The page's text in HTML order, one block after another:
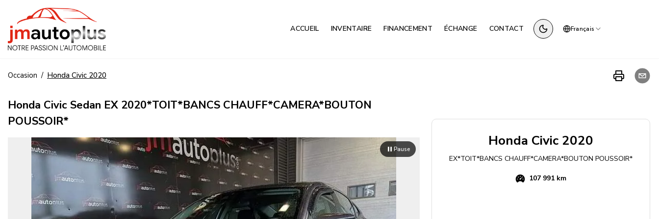
ACCUEIL INVENTAIRE FINANCEMENT ÉCHANGE CONTACT Français
Occasion / Honda Civic 2020
Honda Civic Sedan EX 2020*TOIT*BANCS CHAUFF*CAMERA*BOUTON
POUSSOIR*
Pause Honda Civic 2020
EX*TOIT*BANCS CHAUFF*CAMERA*BOUTON POUSSOIR*
107 991 km